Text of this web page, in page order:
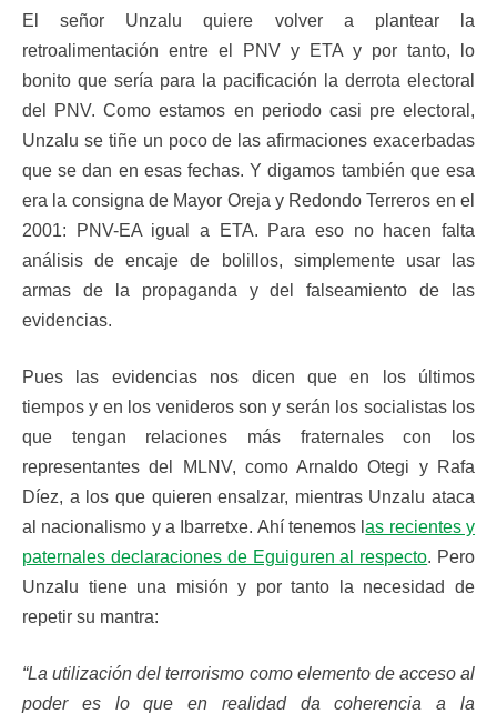
El señor Unzalu quiere volver a plantear la
retroalimentación entre el PNV y ETA y por tanto, lo
bonito que sería para la pacificación la derrota electoral
del PNV. Como estamos en periodo casi pre electoral,
Unzalu se tiñe un poco de las afirmaciones exacerbadas
que se dan en esas fechas. Y digamos también que esa
era la consigna de Mayor Oreja y Redondo Terreros en el
2001: PNV-EA igual a ETA. Para eso no hacen falta
análisis de encaje de bolillos, simplemente usar las
armas de la propaganda y del falseamiento de las
evidencias.
Pues las evidencias nos dicen que en los últimos
tiempos y en los venideros son y serán los socialistas los
que tengan relaciones más fraternales con los
representantes del MLNV, como Arnaldo Otegi y Rafa
Díez, a los que quieren ensalzar, mientras Unzalu ataca
al nacionalismo y a Ibarretxe. Ahí tenemos las recientes y
paternales declaraciones de Eguiguren al respecto. Pero
Unzalu tiene una misión y por tanto la necesidad de
repetir su mantra:
“La utilización del terrorismo como elemento de acceso al
poder es lo que en realidad da coherencia a la